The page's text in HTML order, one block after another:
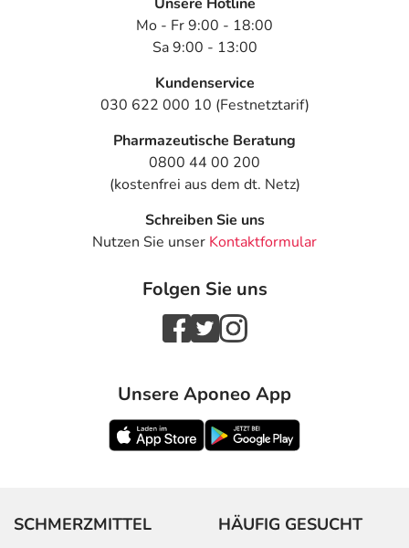
Mo - Fr 9:00 - 18:00
Sa 9:00 - 13:00
Kundenservice
030 622 000 10 (Festnetztarif)
Pharmazeutische Beratung
0800 44 00 200
(kostenfrei aus dem dt. Netz)
Schreiben Sie uns
Nutzen Sie unser Kontaktformular
Folgen Sie uns
Unsere Aponeo App
SCHMERZMITTEL HÄUFIG GESUCHT